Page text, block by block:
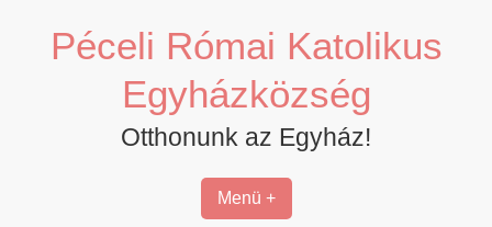
contentPéceli Római Katolikus
Egyházközség
Otthonunk az Egyház!
Menü +